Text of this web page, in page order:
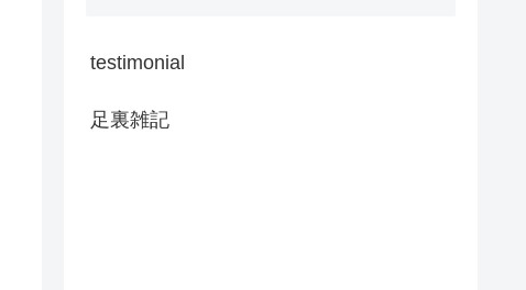
testimonial
足裏雑記